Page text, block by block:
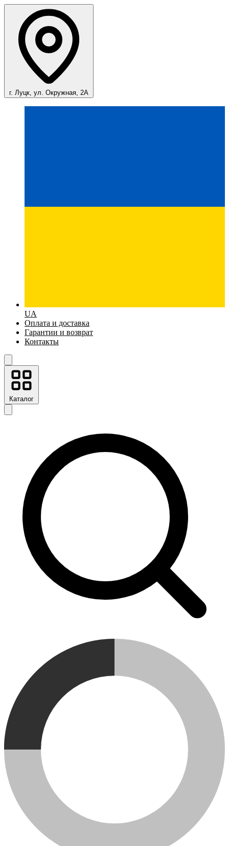
г. Луцк, ул. Окружная, 2А
UA
Оплата и доставка
Гарантии и возврат
Контакты
Каталог